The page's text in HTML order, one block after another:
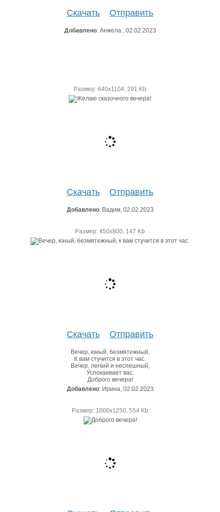
Скачать Отправить
Добавлено: Анжела , 02.02.2023
Размер: 640х1104, 291 Kb
Скачать Отправить
Добавлено: Вадим, 02.02.2023
Размер: 450х800, 147 Kb
Скачать Отправить
Вечер, юный, безмятежный,
К вам стучится в этот час.
Вечер, легкий и неспешный,
Успокаивает вас.
Доброго вечера!
Добавлено: Ирина, 02.02.2023
Размер: 1000х1250, 554 Kb